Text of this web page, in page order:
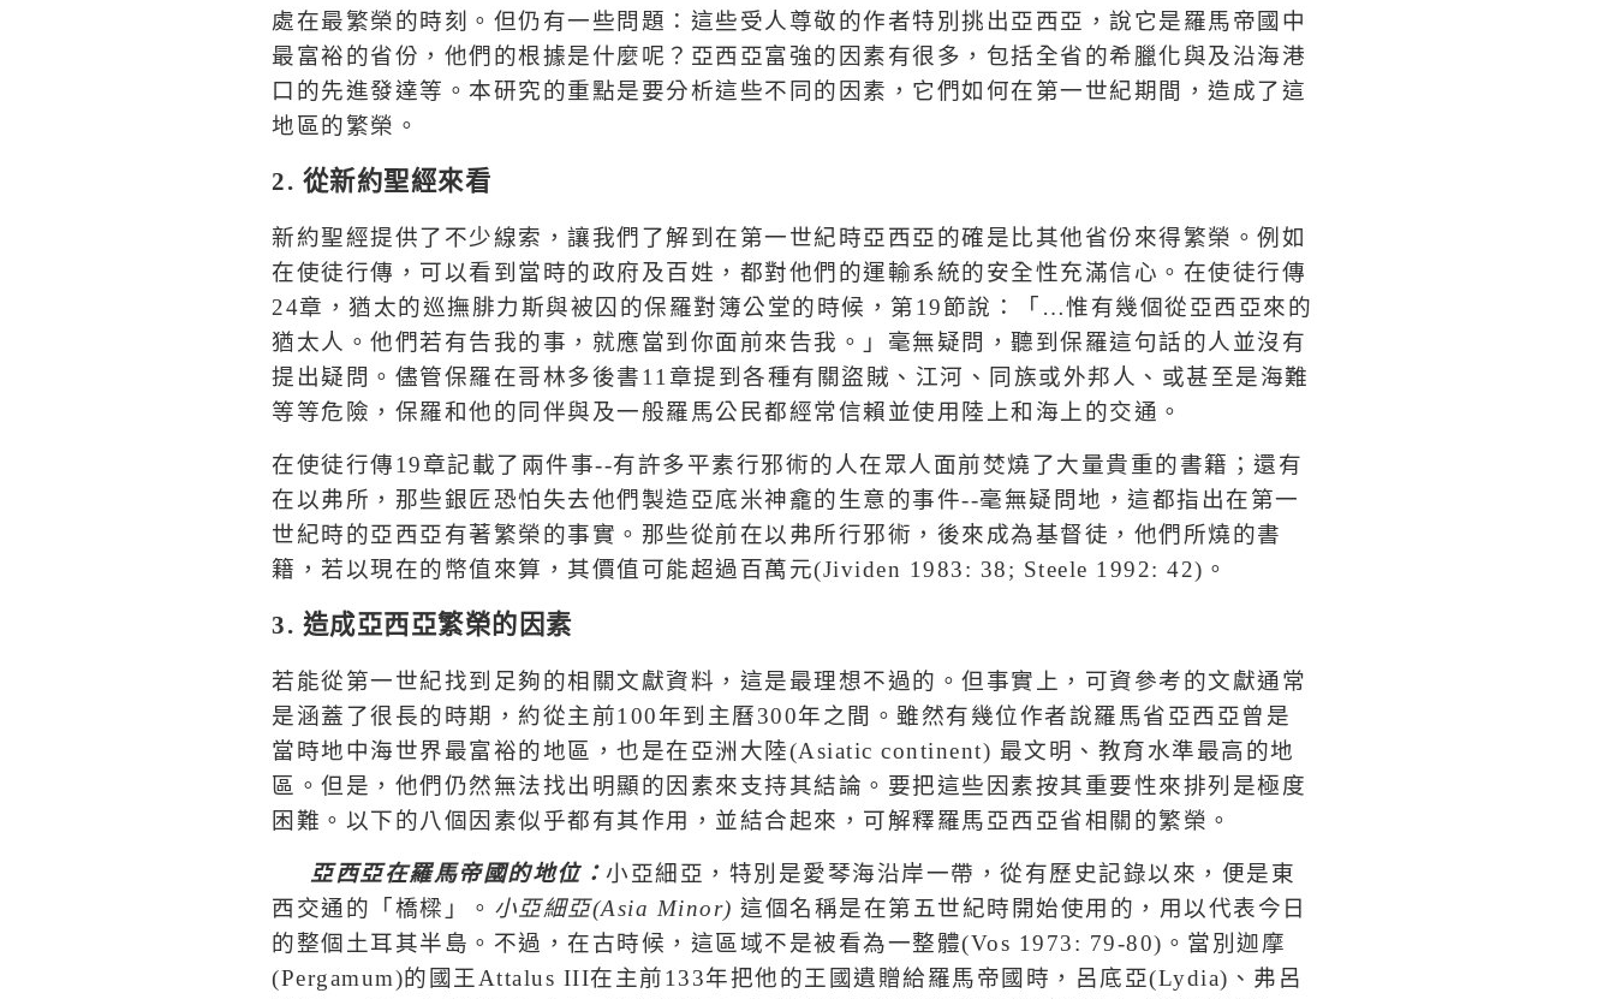
處在最繁榮的時刻。但仍有一些問題：這些受人尊敬的作者特別挑出亞西亞，說它是羅馬帝國中
最富裕的省份，他們的根據是什麼呢？亞西亞富強的因素有很多，包括全省的希臘化與及沿海港
口的先進發達等。本研究的重點是要分析這些不同的因素，它們如何在第一世紀期間，造成了這
地區的繁榮。
2. 從新約聖經來看
新約聖經提供了不少線索，讓我們了解到在第一世紀時亞西亞的確是比其他省份來得繁榮。例如
在使徒行傳，可以看到當時的政府及百姓，都對他們的運輸系統的安全性充滿信心。在使徒行傳
24章，猶太的巡撫腓力斯與被囚的保羅對簿公堂的時候，第19節說：「 …惟有幾個從亞西亞來的
猶太人。 他們若有告我的事，就應當到你面前來告我。 」毫無疑問，聽到保羅這句話的人並沒有
提出疑問。儘管保羅在哥林多後書11 章提到各種有關盜賊、江河、同族或外邦人、或甚至是海難
等等危險，保羅和他的同伴與及一般羅馬公民都經常信賴並使用陸上和海上的交通。
在使徒行傳19章記載了兩件事--有許多平素行邪術的人在眾人面前焚燒了大量貴重的書籍；還有
在以弗所，那些銀匠恐怕失去他們製造亞底米神龕的生意的事件--毫無疑問地，這都指出在第一
世紀時的亞西亞有著繁榮的事實。那些從前在以弗所行邪術，後來成為基督徒，他們所燒的書
籍，若以現在的幣值來算，其價值可能超過百萬元(Jividen 1983: 38; Steele 1992: 42) 。
3. 造成亞西亞繁榮的因素
若能從第一世紀找到足夠的相關文獻資料，這是最理想不過的。但事實上，可資參考的文獻通常
是涵蓋了很長的時期，約從主前100年到主曆300年之間。雖然有幾位作者說羅馬省亞西亞曾是
當時地中海世界最富裕的地區，也是在亞洲大陸(Asiatic continent) 最文明、教育水準最高的地
區。但是，他們仍然無法找出明顯的因素來支持其結論。要把這些因素按其重要性來排列是極度
困難。以下的八個因素似乎都有其作用，並結合起來，可解釋羅馬亞西亞省相關的繁榮。
亞西亞在羅馬帝國的地位： 小亞細亞，特別是愛琴海沿岸一帶，從有歷史記錄以來，便是東
西交通的「橋樑」。 小亞細亞(Asia Minor) 這個名稱是在第五世紀時開始使用的，用以代表今日
的整個土耳其半島。不過，在古時候，這區域不是被看為一整體(Vos 1973: 79-80) 。當別迦摩
(Pergamum)的國王 Attalus III在主前133年把他的王國遺贈給羅馬帝國時，呂底亞(Lydia) 、弗呂